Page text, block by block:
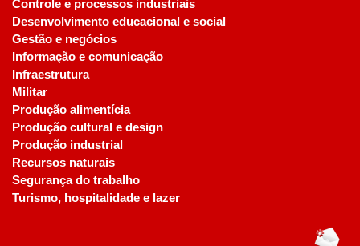
Controle e processos industriais
Desenvolvimento educacional e social
Gestão e negócios
Informação e comunicação
Infraestrutura
Militar
Produção alimentícia
Produção cultural e design
Produção industrial
Recursos naturais
Segurança do trabalho
Turismo, hospitalidade e lazer